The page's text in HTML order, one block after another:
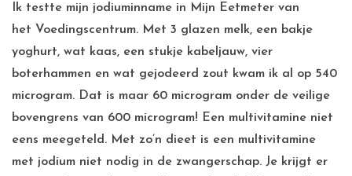
Ik testte mijn jodiuminname in Mijn Eetmeter van
het Voedingscentrum. Met 3 glazen melk, een bakje
yoghurt, wat kaas, een stukje kabeljauw, vier
boterhammen en wat gejodeerd zout kwam ik al op 540
microgram. Dat is maar 60 microgram onder de veilige
bovengrens van 600 microgram! Een multivitamine niet
eens meegeteld. Met zo’n dieet is een multivitamine
met jodium niet nodig in de zwangerschap. Je krijgt er